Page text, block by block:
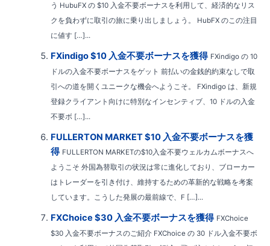
う HubuFX の $10 入金不要ボーナスを利用して、経済的なリス
クを負わずに取引の旅に乗り出しましょう。 HubFX のこの注目
に値す […]...
FXindigo $10 入金不要ボーナスを獲得 FXindigo の 10
ドルの入金不要ボーナスをゲット 前払いの金銭的約束なしで取
引への道を開くユニークな機会へようこそ。 FXindigo は、新規
登録クライアント向けに特別なインセンティブ、10 ドルの入金
不要ボ […]...
FULLERTON MARKET $10 入金不要ボーナスを獲
得 FULLERTON MARKETの$10入金不要ウェルカムボーナスへ
ようこそ 外国為替取引の状況は常に進化しており、ブローカー
はトレーダーを引き付け、維持するための革新的な戦略を考案
しています。こうした発展の最前線で、F […]...
FXChoice $30 入金不要ボーナスを獲得 FXChoice
$30 入金不要ボーナスのご紹介 FXChoice の 30 ドル入金不要ボ